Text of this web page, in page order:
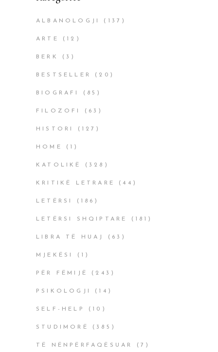
ALBANOLOGJI (137)
ARTE (12)
BERK (3)
BESTSELLER (20)
BIOGRAFI (85)
FILOZOFI (63)
HISTORI (127)
HOME (1)
KATOLIKË (328)
KRITIKË LETRARE (44)
LETËRSI (186)
LETËRSI SHQIPTARE (181)
LIBRA TË HUAJ (63)
MJEKËSI (1)
PËR FËMIJË (243)
PSIKOLOGJI (14)
SELF-HELP (10)
STUDIMORË (385)
TË NËNPËRFAQËSUAR (7)